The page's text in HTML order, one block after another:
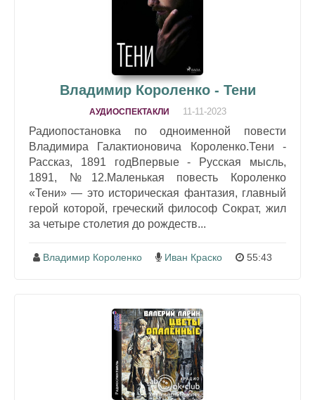
Владимир Короленко - Тени
АУДИОСПЕКТАКЛИ 11-11-2023
Радиопостановка по одноименной повести
Владимира Галактионовича Короленко.Тени -
Рассказ, 1891 годВпервые - Русская мысль,
1891, №12.Маленькая повесть Короленко
«Тени» — это историческая фантазия, главный
герой которой, греческий философ Сократ, жил
за четыре столетия до рождеств...
Владимир Короленко Иван Краско 55:43